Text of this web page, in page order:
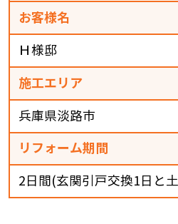
お客様名
Ｈ様邸
施工エリア
兵庫県淡路市
リフォーム期間
2日間(玄関引戸交換1日と